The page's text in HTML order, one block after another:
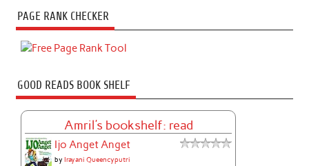
PAGE RANK CHECKER
GOOD READS BOOK SHELF
Amril's bookshelf: read
Ijo Anget Anget
byIrayani Queencyputri